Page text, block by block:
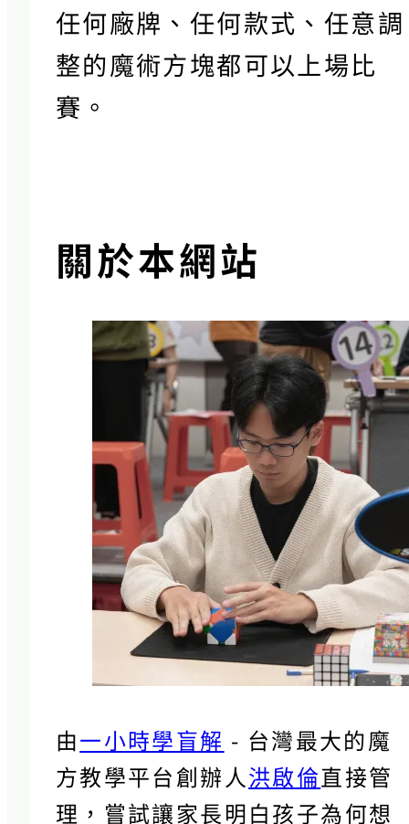
任何廠牌、任何款式、任意調
整的魔術方塊都可以上場比
賽。
關於本網站
由一小時學盲解 - 台灣最大的魔
方教學平台創辦人 洪啟倫直接管
理，嘗試讓家長明白孩子為何想